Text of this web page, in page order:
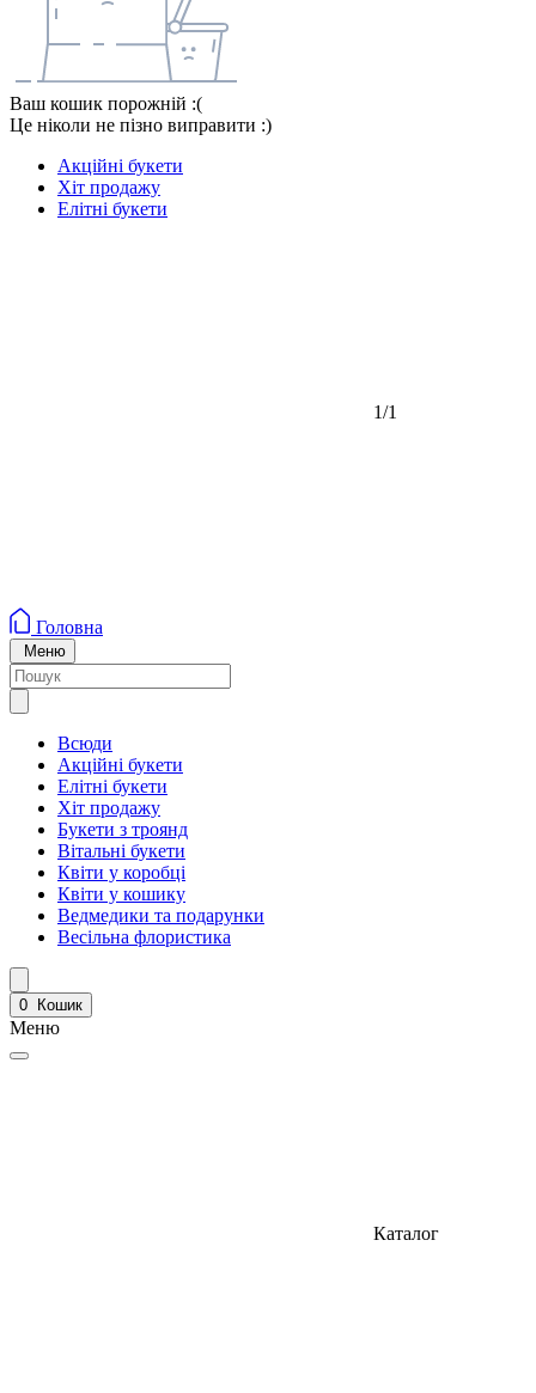
Ваш кошик порожній :(
Це ніколи не пізно виправити :)
Акційні букети
Хіт продажу
Елітні букети
1/1
Головна
Меню
Всюди
Акційні букети
Елітні букети
Хіт продажу
Букети з троянд
Вітальні букети
Квіти у коробці
Квіти у кошику
Ведмедики та подарунки
Весільна флористика
0 Кошик
Меню
Каталог